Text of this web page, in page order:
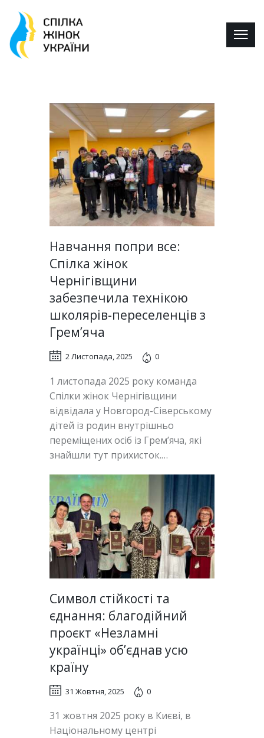
Навчання попри все:
Спілка жінок
Чернігівщини
забезпечила технікою
школярів-переселенців з
Грем’яча
2 Листопада, 2025 0
1 листопада 2025 року команда
Спілки жінок Чернігівщини
відвідала у Новгород-Сіверському
дітей із родин внутрішньо
переміщених осіб із Грем’яча, які
знайшли тут прихисток.…
Символ стійкості та
єднання: благодійний
проєкт «Незламні
українці» об’єднав усю
країну
31 Жовтня, 2025 0
31 жовтня 2025 року в Києві, в
Національному центрі